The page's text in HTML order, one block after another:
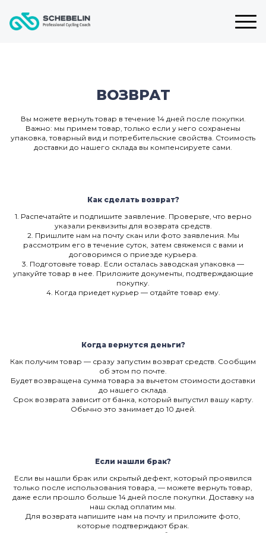
ВОЗВРАТ
Вы можете вернуть товар в течение 14 дней после покупки.
Важно: мы примем товар, только если у него сохранены
упаковка, товарный вид и потребительские свойства. Стоимость
доставки до нашего склада вы компенсируете сами.
Как сделать возврат?
1. Распечатайте и подпишите заявление. Проверьте, что верно
указали реквизиты для возврата средств.
2. Пришлите нам на почту скан или фото заявления. Мы
рассмотрим его в течение суток, затем свяжемся с вами и
договоримся о приезде курьера.
3. Подготовьте товар. Если осталась заводская упаковка —
упакуйте товар в нее. Приложите документы, подтверждающие
покупку.
4. Когда приедет курьер — отдайте товар ему.
Когда вернутся деньги?
Как получим товар — сразу запустим возврат средств. Сообщим
об этом по почте.
Будет возвращена сумма товара за вычетом стоимости доставки
до нашего склада.
Срок возврата зависит от банка, который выпустил вашу карту.
Обычно это занимает до 10 дней.
Если нашли брак?
Если вы нашли брак или скрытый дефект, который проявился
только после использования товара, — можете вернуть товар,
даже если прошло больше 14 дней после покупки. Доставку на
наш склад оплатим мы.
Для возврата напишите нам на почту и приложите фото,
которые подтверждают брак.